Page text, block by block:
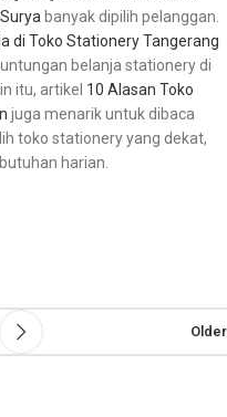
banyak dipilih pelanggan.
di Toko Stationery Tangerang
belanja stationery di
itu, artikel 10 Alasan Toko
juga menarik untuk dibaca
toko stationery yang dekat,
harian.
Older